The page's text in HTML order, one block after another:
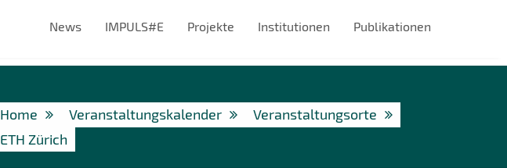
News IMPULS#E Projekte Institutionen Publikationen
Home Veranstaltungskalender
Veranstaltungsorte
ETH Zürich